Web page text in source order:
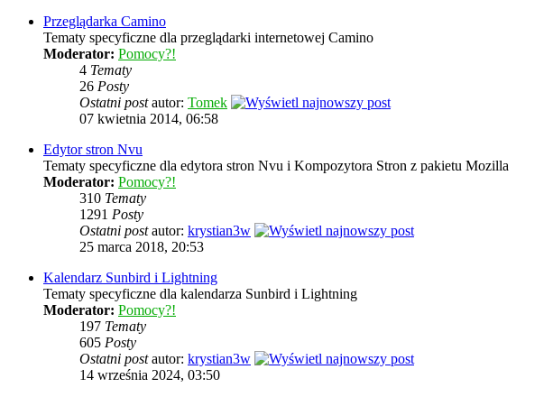
Przeglądarka Camino
Tematy specyficzne dla przeglądarki internetowej Camino
Moderator: Pomocy?!
4 Tematy
26 Posty
Ostatni postautor: Tomek
07 kwietnia 2014, 06:58
Edytor stron Nvu
Tematy specyficzne dla edytora stron Nvu i Kompozytora Stron z pakietu Mozilla
Moderator: Pomocy?!
310 Tematy
1291 Posty
Ostatni postautor: krystian3w
25 marca 2018, 20:53
Kalendarz Sunbird i Lightning
Tematy specyficzne dla kalendarza Sunbird i Lightning
Moderator: Pomocy?!
197 Tematy
605 Posty
Ostatni postautor: krystian3w
14 września 2024, 03:50